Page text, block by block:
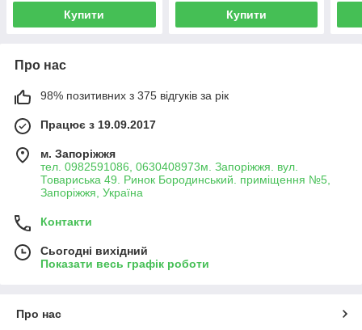
Купити Купити
Про нас
98% позитивних з 375 відгуків за рік
Працює з 19.09.2017
м. Запоріжжя
тел. 0982591086, 0630408973м. Запоріжжя. вул.
Товариська 49. Ринок Бородинський. приміщення №5,
Запоріжжя, Україна
Контакти
Сьогодні вихідний
Показати весь графік роботи
Про нас